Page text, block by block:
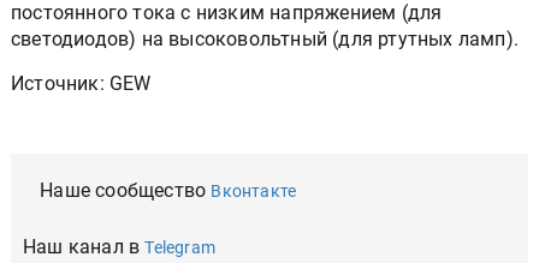
постоянного тока с низким напряжением (для
светодиодов) на высоковольтный (для ртутных ламп).
Источник: GEW
Наше сообщество Вконтакте
Наш канал вTelegram